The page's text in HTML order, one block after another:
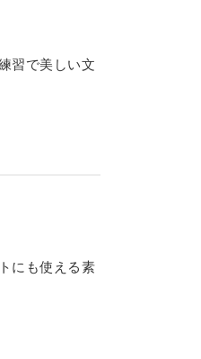
習で美しい文
にも使える素